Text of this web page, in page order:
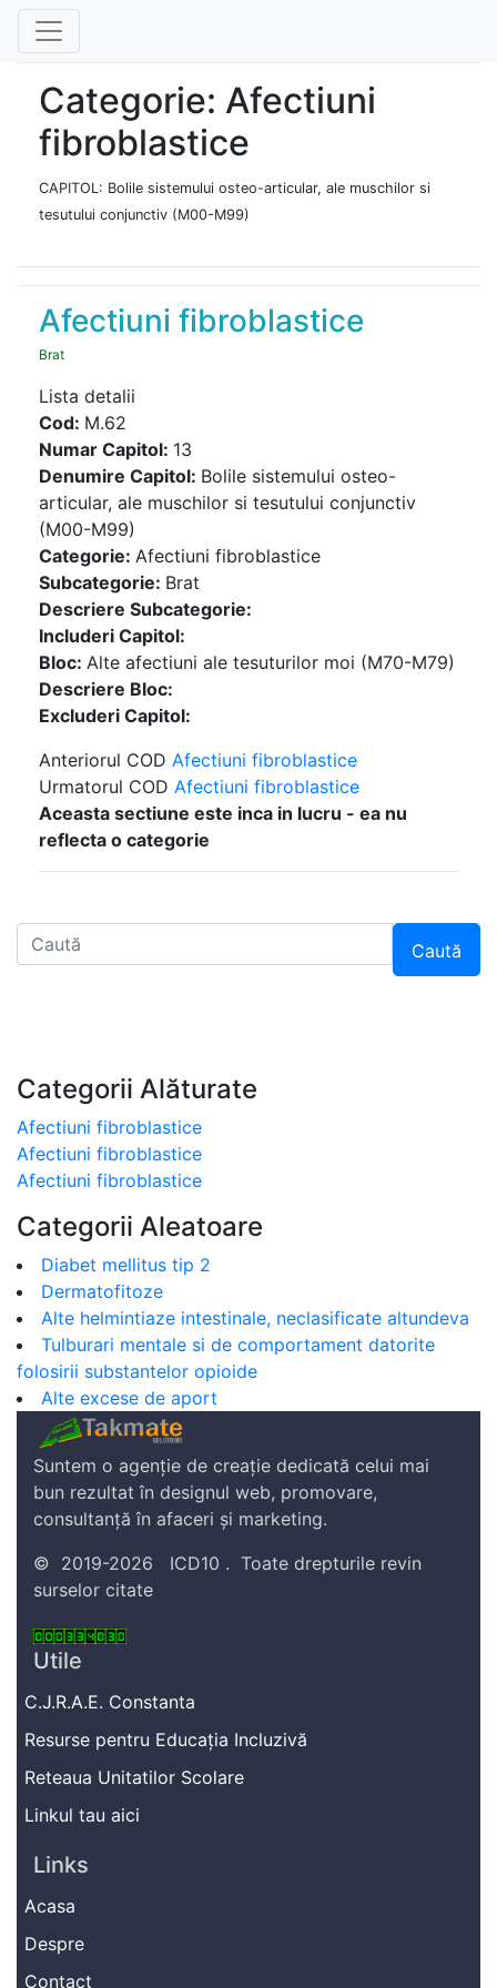
Categorie: Afectiuni
fibroblastice
CAPITOL: Bolile sistemului osteo-articular, ale muschilor si
tesutului conjunctiv (M00-M99)
Afectiuni fibroblastice
Brat
Lista detalii
Cod: M.62
Numar Capitol: 13
Denumire Capitol: Bolile sistemului osteo-
articular, ale muschilor si tesutului conjunctiv
(M00-M99)
Categorie: Afectiuni fibroblastice
Subcategorie: Brat
Descriere Subcategorie:
Includeri Capitol:
Bloc: Alte afectiuni ale tesuturilor moi (M70-M79)
Descriere Bloc:
Excluderi Capitol:
Anteriorul COD Afectiuni fibroblastice
Urmatorul COD Afectiuni fibroblastice
Aceasta sectiune este inca in lucru - ea nu
reflecta o categorie
Caută
Categorii Alăturate
Afectiuni fibroblastice
Afectiuni fibroblastice
Afectiuni fibroblastice
Categorii Aleatoare
Diabet mellitus tip 2
Dermatofitoze
Alte helmintiaze intestinale, neclasificate altundeva
Tulburari mentale si de comportament datorite
folosirii substantelor opioide
Alte excese de aport
Suntem o agenție de creație dedicată celui mai
bun rezultat în designul web, promovare,
consultanță în afaceri și marketing.
© 2019-2026 ICD10 . Toate drepturile revin
surselor citate
Utile
C.J.R.A.E. Constanta
Resurse pentru Educația Incluzivă
Reteaua Unitatilor Scolare
Linkul tau aici
Links
Acasa
Despre
Contact